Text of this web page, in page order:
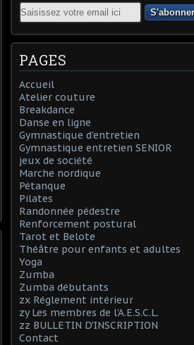
Email
PAGES
Accueil
Atelier couture
Breakdance
Danse en ligne
Gymnastique d'entretien
Gymnastique entretien SENIOR
jeux de société
Marche nordique
Pétanque
Pilates
Randonnée pédestre
Renforcement postural
Tarot et Belote
Théâtre pour enfants et adultes
Yoga
Zumba
Zumba débutants
zx Réglement intérieur
zy Les membres de l'A.E.S.C.L.
zz BULLETIN D'INSCRIPTION
Contact